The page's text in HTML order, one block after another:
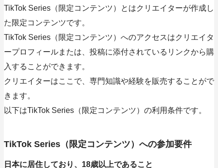
TikTok Series（限定コンテンツ）とはクリエイターが作成し
た限定コンテンツです。
TikTok Series（限定コンテンツ）へのアクセスはクリエイタ
ープロフィールまたは、投稿に添付されているリンクから購
入することができます。
クリエイターはここで、専門知識や経験を販売することがで
きます。
以下はTikTok Series（限定コンテンツ）の利用条件です。
TikTok Series（限定コンテンツ）への参加要件
日本に居住しており、18歳以上であること